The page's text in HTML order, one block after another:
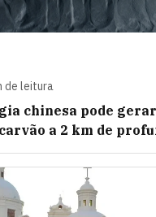
de leitura
chinesa pode
a 2 km de